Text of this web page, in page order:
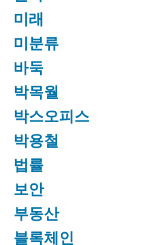
미래
미분류
바둑
박목월
박스오피스
박용철
법률
보안
부동산
블록체인